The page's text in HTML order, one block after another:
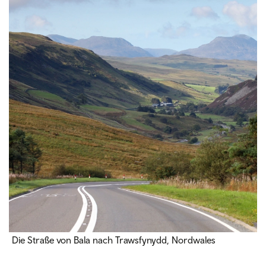
Die Straße von Bala nach Trawsfynydd, Nordwales